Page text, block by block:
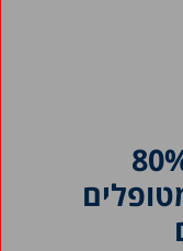
בטריקת דלת: 80%